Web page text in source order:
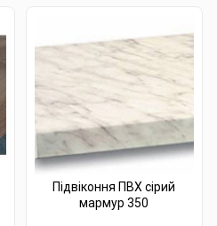
Підвіконня ПВХ сірий
мармур 350